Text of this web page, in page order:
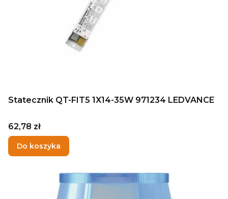
Statecznik QT-FIT5 1X14-35W 971234 LEDVANCE
Cena
62,78 zł
Do koszyka